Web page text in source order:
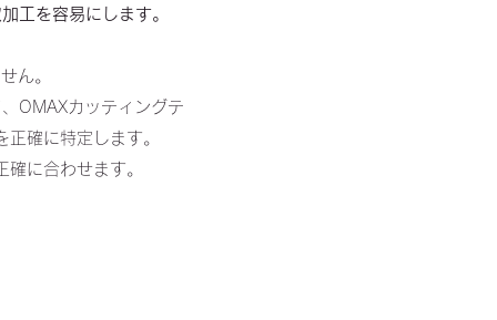
工を容易にします。
ん。
OMAXカッティングテ
確に特定します。
に合わせます。